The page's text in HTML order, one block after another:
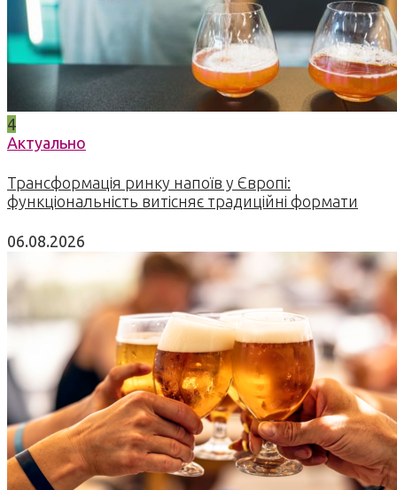
4
Актуально
Трансформація ринку напоїв у Європі:
функціональність витісняє традиційні формати
06.08.2026